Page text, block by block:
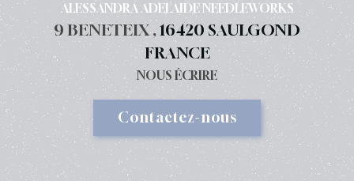
ALESSANDRA ADELAIDE NEEDLEWORKS
9 BENETEIX ,16420 SAULGOND
FRANCE
NOUS ÉCRIRE
Contactez-nous